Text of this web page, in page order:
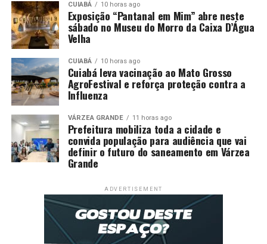
CUIABÁ 10 horas ago
Exposição “Pantanal em Mim” abre neste
sábado no Museu do Morro da Caixa D’Água
Velha
CUIABÁ 10 horas ago
Cuiabá leva vacinação ao Mato Grosso
AgroFestival e reforça proteção contra a
Influenza
VÁRZEA GRANDE 11 horas ago
Prefeitura mobiliza toda a cidade e
convida população para audiência que vai
definir o futuro do saneamento em Várzea
Grande
ADVERTISEMENT